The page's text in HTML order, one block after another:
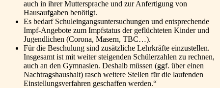
auch in ihrer Muttersprache und zur Anfertigung von
Hausaufgaben benötigt.
Es bedarf Schuleingangsuntersuchungen und entsprechende
Impf-Angebote zum Impfstatus der geflüchteten Kinder und
Jugendlichen (Corona, Masern, TBC…).
Für die Beschulung sind zusätzliche Lehrkräfte einzustellen.
Insgesamt ist mit weiter steigenden Schülerzahlen zu rechnen,
auch an den Gymnasien. Deshalb müssen (ggf. über einen
Nachtragshaushalt) rasch weitere Stellen für die laufenden
Einstellungsverfahren geschaffen werden.“